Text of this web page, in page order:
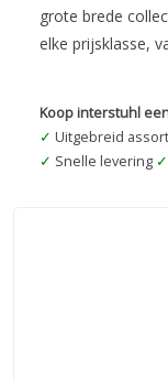
grote brede
elke prijsklasse,
Koop interstuhl
✓ Uitgebreid
✓ Snelle levering ✓